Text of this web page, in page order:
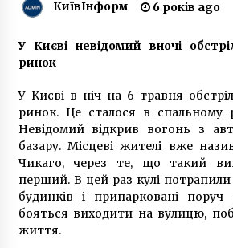
7 років ago
Київський залізничний
росіянин
7 років ago
Як зробити антисептик
прості рецепти
6 років ago
КиївІнформ 6 років ago
У Києві невідомий вночі
ринок
У Києві в ніч на 6 травня
ринок. Це сталося в спальному
Невідомий відкрив вогонь з
базару. Місцеві жителі вже
Чикаго, через те, що такий
перший. В цей раз кулі
будинків і припарковані поруч
бояться виходити на вулицю,
життя.